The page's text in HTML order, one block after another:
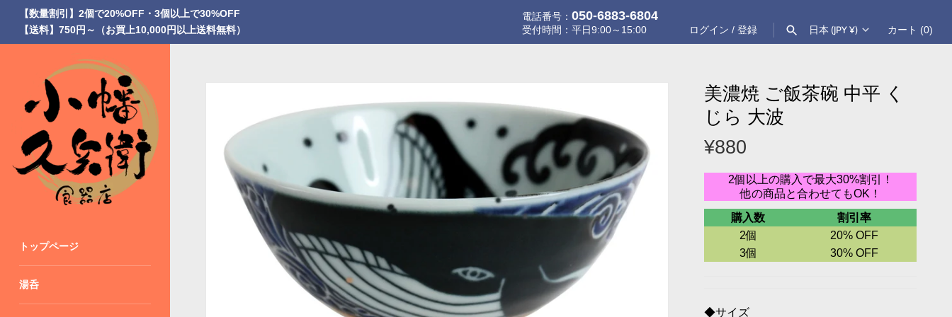
ッ
【数量割引】2個で20%OFF・3個以上で30%OFF
【送料】750円～（お買上10,000円以上送料無料）
電話番号： 050-6883-6804
受付時間：平日9:00～15:00 ログイン / 登録
通
貨
日本 (JPY ¥) カート (0)
トップページ
湯呑
美濃焼 ご飯茶碗 中平 く
じら 大波
¥880
2個以上の購入で最大30%割引！
他の商品と合わせてもOK！
購入数
割引率
2個
20% OFF
3個
30% OFF
◆サイズ